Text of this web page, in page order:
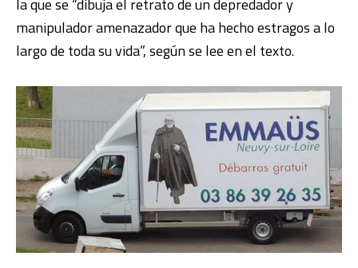
manipulador amenazador que ha hecho estragos a lo
largo de toda su vida”, según se lee en el texto.